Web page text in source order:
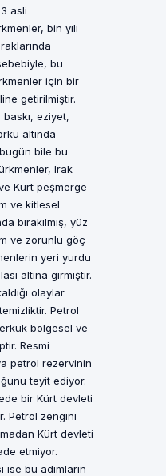
asli
bin yılı
bu
için bir
getirilmiştir.
baskı, eziyet,
altında
bile bu
Irak
Kürt peşmerge
ve kitlesel
bırakılmış, yüz
ve zorunlu göç
yeri yurdu
altına girmiştir.
olaylar
Petrol
bölgesel ve
Resmi
petrol rezervinin
teyit ediyor.
bir Kürt devleti
Petrol zengini
Kürt devleti
etmiyor.
bu adımların